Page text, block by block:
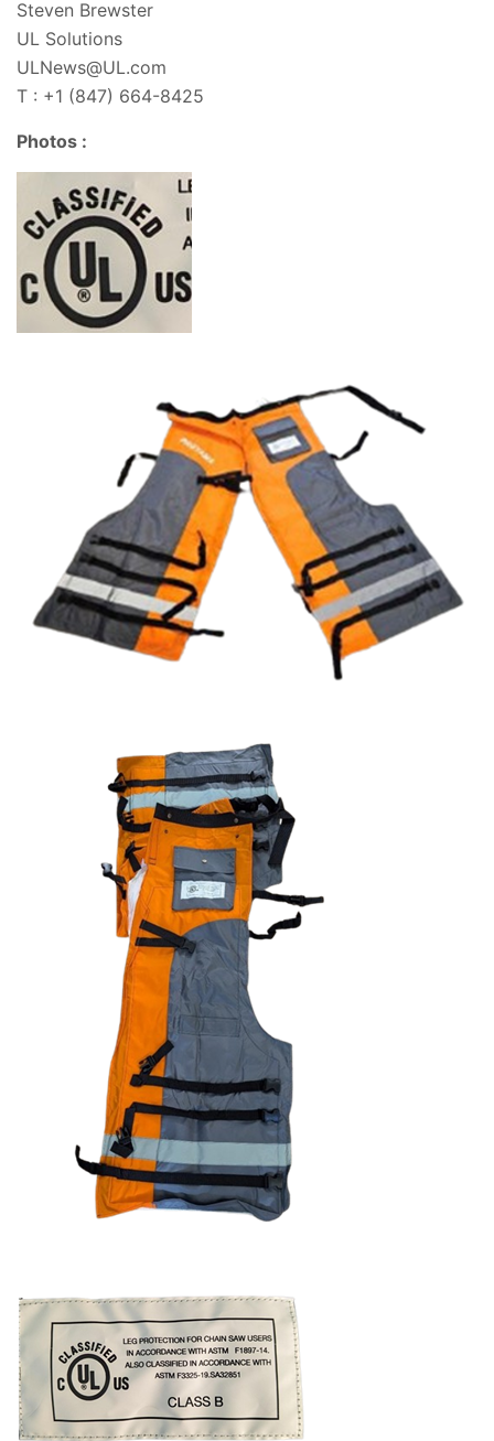
Steven Brewster
UL Solutions
ULNews@UL.com
T : +1 (847) 664-8425
Photos :